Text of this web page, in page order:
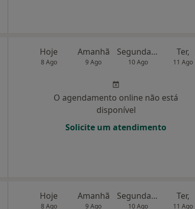
Hoje
8 Ago
Amanhã
9 Ago
Segunda-feira
10 Ago
Ter,
11 Ago
O agendamento online não está
disponível
Solicite um atendimento
Hoje
8 Ago
Amanhã
9 Ago
Segunda-feira
10 Ago
Ter,
11 Ago